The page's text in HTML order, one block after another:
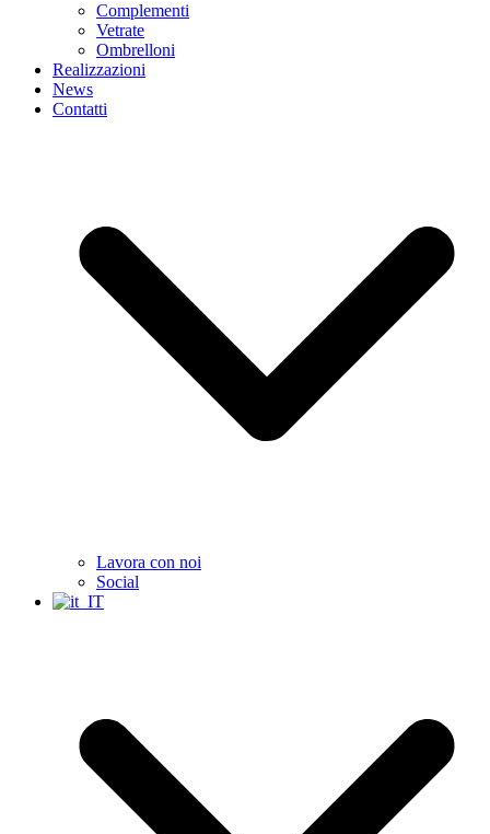
Complementi
Vetrate
Ombrelloni
Realizzazioni
News
Contatti
Lavora con noi
Social